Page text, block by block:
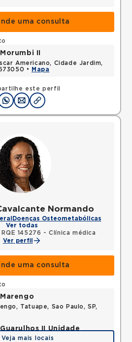
uma consulta
este perfil
II
Americano, Cidade Jardim,
•
Mapa
Normando
Doenças Osteometabólicas
Ver todas
RQE 145276 - Clínica médica
Ver perfil
uma consulta
Tatuape, Sao Paulo, SP,
II Unidade
Veja mais locais